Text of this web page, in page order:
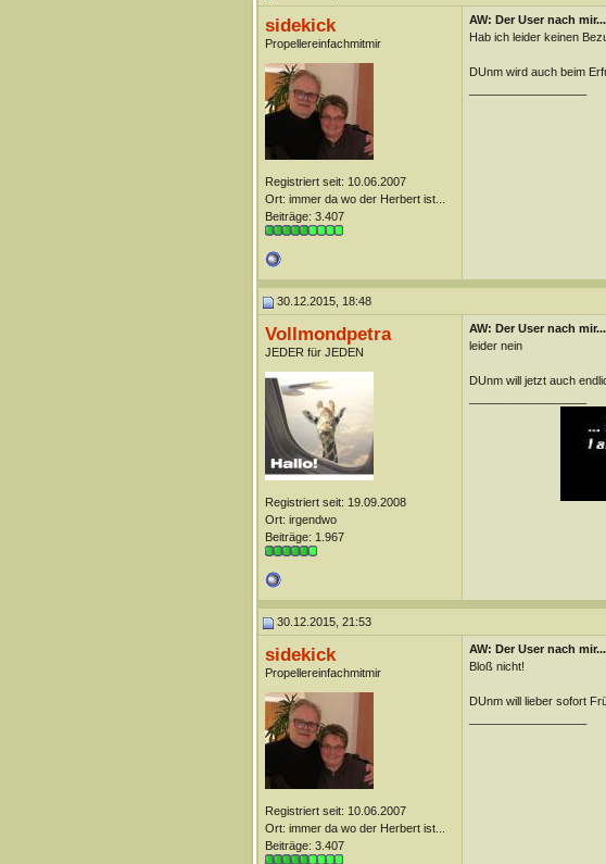
sidekick
Propellereinfachmitmir
Registriert seit: 10.06.2007
Ort: immer da wo der Herbert ist...
Beiträge: 3.407
AW: Der User nach mir...
Hab ich leider keinen
DUnm wird auch beim
30.12.2015, 18:48
Vollmondpetra
JEDER für JEDEN
Registriert seit: 19.09.2008
Ort: irgendwo
Beiträge: 1.967
AW: Der User nach mir...
leider nein
DUnm will jetzt auch
30.12.2015, 21:53
sidekick
Propellereinfachmitmir
Registriert seit: 10.06.2007
Ort: immer da wo der Herbert ist...
Beiträge: 3.407
AW: Der User nach mir...
Bloß nicht!
DUnm will lieber sofort